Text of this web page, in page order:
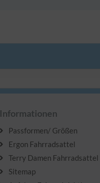
Informationen
Passformen/ Größen
Ergon Fahrradsattel
Terry Damen Fahrradsattel
Sitemap